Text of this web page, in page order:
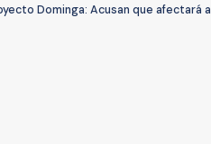
Dominga: Acusan que afectará a